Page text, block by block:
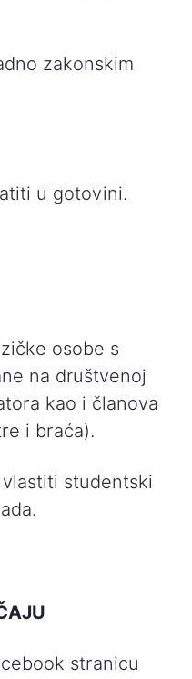
zakonskim
u gotovini.
osobe s
na društvenoj
kao i članova
i braća).
studentski
stranicu